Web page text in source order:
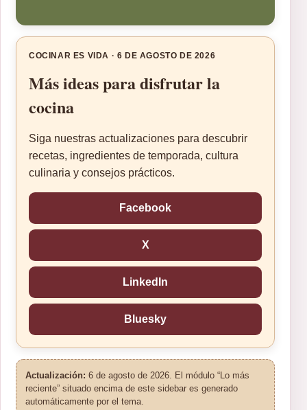
COCINAR ES VIDA · 6 DE AGOSTO DE 2026
Más ideas para disfrutar la
cocina
Siga nuestras actualizaciones para descubrir
recetas, ingredientes de temporada, cultura
culinaria y consejos prácticos.
Facebook
X
LinkedIn
Bluesky
Actualización: 6 de agosto de 2026. El módulo “Lo más
reciente” situado encima de este sidebar es generado
automáticamente por el tema.